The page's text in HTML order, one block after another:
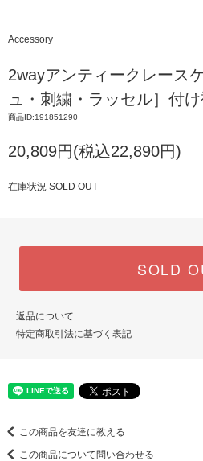
Accessory
2wayアンティークレース
ュ・刺繍・ラッセル］付
商品ID:191851290
20,809円(税込22,890円)
在庫状況 SOLD OUT
SOLD
返品について
特定商取引法に基づく表記
この商品を友達に教える
この商品について問い合わせる